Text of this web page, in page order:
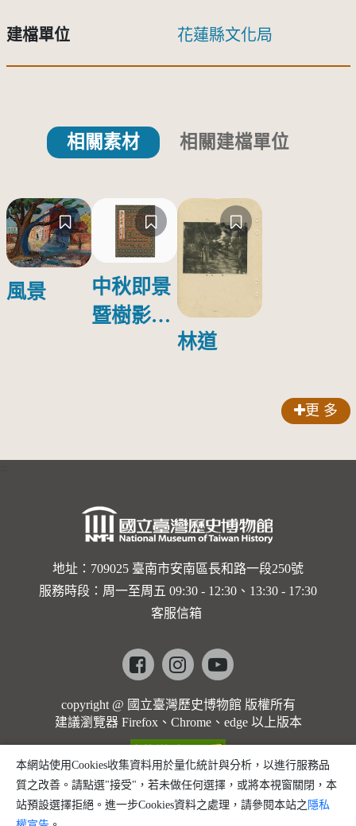
建檔單位 花蓮縣文化局
相關素材 相關建檔單位
風景
中秋即景
暨樹影婆
林道
更 多
地址：709025 臺南市安南區長和路一段250號
服務時段：周一至周五 09:30 - 12:30、13:30 - 17:30
客服信箱
Facebookinstagramyoutube
copyright @ 國立臺灣歷史博物館 版權所有
建議瀏覽器 Firefox、Chrome、edge 以上版本
本網站使用Cookies收集資料用於量化統計與分析，以進行服務品
質之改善。請點選"接受"，若未做任何選擇，或將本視窗關閉，本
站預設選擇拒絕。進一步Cookies資料之處理，請參閱本站之 隱私